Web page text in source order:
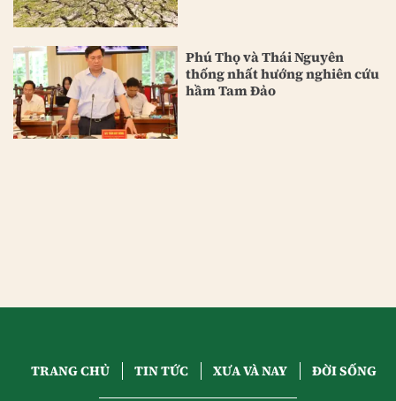
Phú Thọ và Thái Nguyên
thống nhất hướng nghiên cứu
hầm Tam Đảo
TRANG CHỦ TIN TỨC XƯA VÀ NAY ĐỜI SỐNG